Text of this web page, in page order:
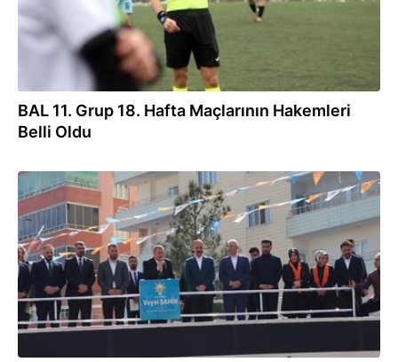
BAL 11. Grup 18. Hafta Maçlarının Hakemleri
Belli Oldu
25.02.2024